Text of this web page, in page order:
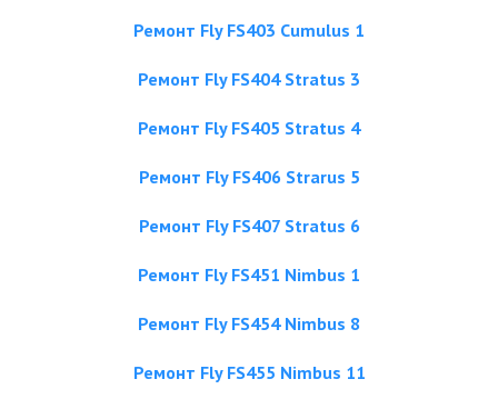
Ремонт Fly FS403 Cumulus 1
Ремонт Fly FS404 Stratus 3
Ремонт Fly FS405 Stratus 4
Ремонт Fly FS406 Strarus 5
Ремонт Fly FS407 Stratus 6
Ремонт Fly FS451 Nimbus 1
Ремонт Fly FS454 Nimbus 8
Ремонт Fly FS455 Nimbus 11